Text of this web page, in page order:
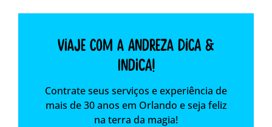
Viaje com a Andreza dica &
indica!
Contrate seus serviços e experiência de
mais de 30 anos em Orlando e seja feliz
na terra da magia!